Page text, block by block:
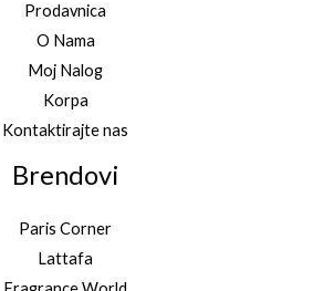
Prodavnica
O Nama
Moj Nalog
Korpa
Kontaktirajte nas
Brendovi
Paris Corner
Lattafa